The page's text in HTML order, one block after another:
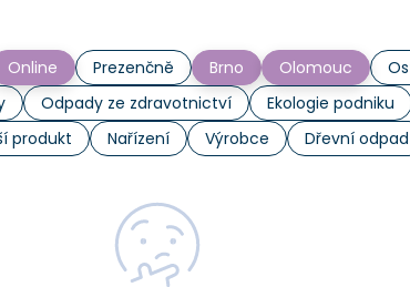
Online Prezenčně Brno Olomouc
Odpady ze zdravotnictví Ekologie podniku
produkt Nařízení Výrobce Dřevní odpad